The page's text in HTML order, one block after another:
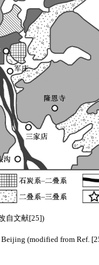
自文献[25])
(modified from Ref.